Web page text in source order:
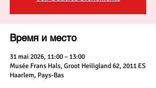
Время и место
31 mai 2026, 11:00 – 13:00
Musée Frans Hals, Groot Heiligland 62, 2011 ES
Haarlem, Pays-Bas